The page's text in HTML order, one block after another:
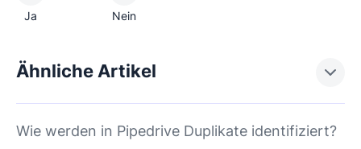
Ja Nein
Ähnliche Artikel
Wie werden in Pipedrive Duplikate identifiziert?